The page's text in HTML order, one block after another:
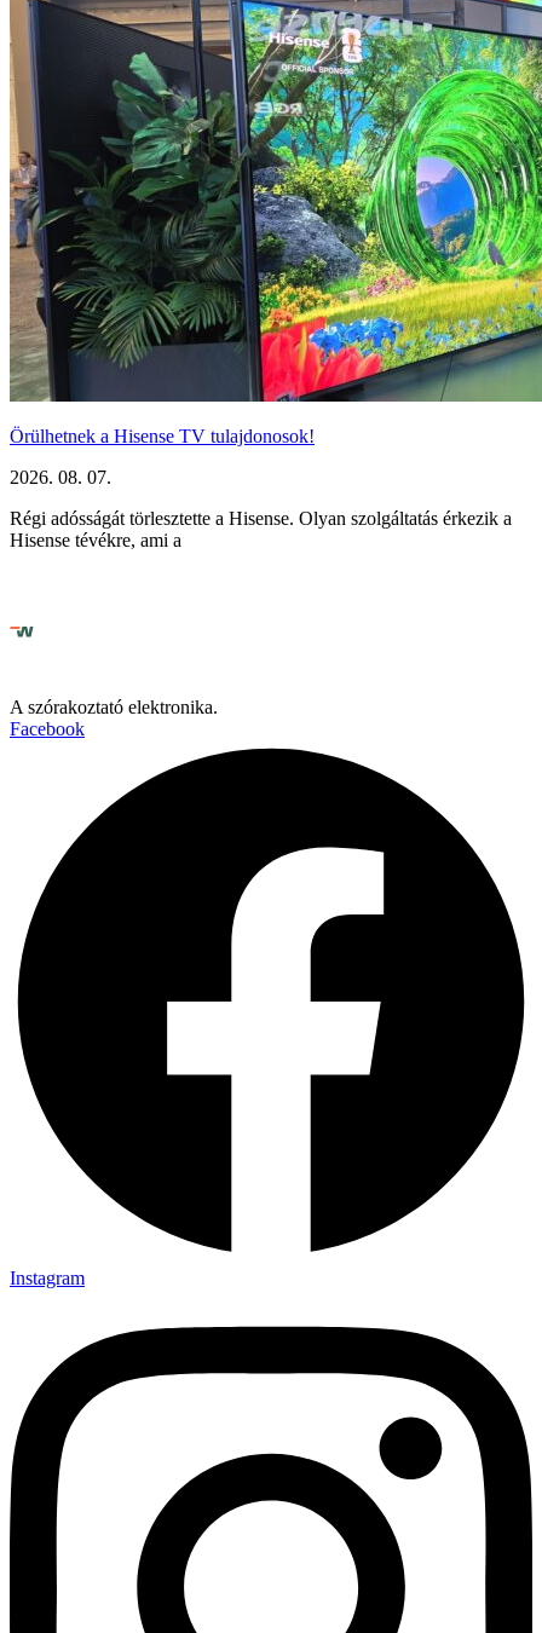
Örülhetnek a Hisense TV tulajdonosok!
2026. 08. 07.
Régi adósságát törlesztette a Hisense. Olyan szolgáltatás érkezik a
Hisense tévékre, ami a
A szórakoztató elektronika.
Facebook
Instagram